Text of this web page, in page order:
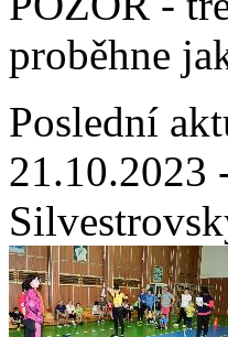
proběhne
Poslední
21.10.2023